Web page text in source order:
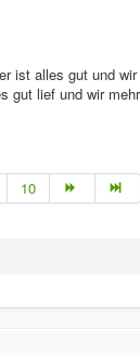
ist alles gut und
gut lief und wir
10